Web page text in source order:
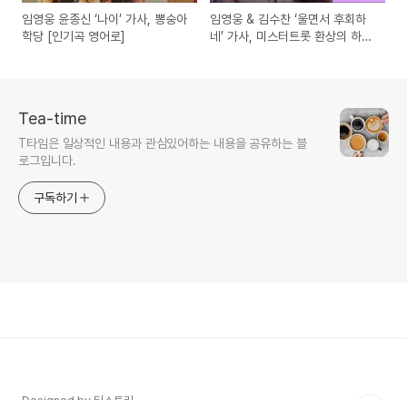
임영웅 윤종신 ‘나이’ 가사, 뽕숭아
학당 [인기곡 영어로]
임영웅 & 김수찬 ‘울면서 후회하
네’ 가사, 미스터트롯 환상의 하모
Tea-time
T타임은 일상적인 내용과 관심있어하는 내용을 공유하는 블
로그입니다.
구독하기